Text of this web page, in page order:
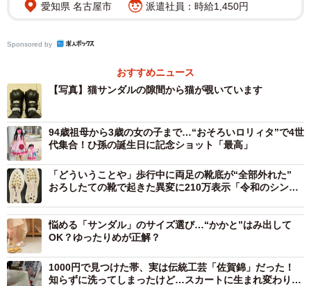
た靴下がジャストフィットすぎて一人で大爆笑」とつづら
リと光り、サンダルの開いた部分にちょうど重なる配置に
「新しいサンダルを履こうとしたところ、思いがけずバッ
チリ目が合って笑ってしまいました」
愛知県 名古屋市
派遣社員：時給1,450円
Sponsored by
おすすめニュース
【写真】猫サンダルの隙間から猫が覗いています
94歳祖母から3歳の女の子まで…“おそろいロリィタ”で4世
代集合！ひ孫の誕生日に記念ショット「最高」
「どういうことや」歩行中に両足の靴底が“全部外れた”
おろしたての靴で起きた異変に210万表示「令和のシンデ
悩める「サンダル」のサイズ選び…“かかと”はみ出して
OK？ゆったりめが正解？
1000円で見つけた帯、実は伝統工芸「佐賀錦」だった！
知らずに洗ってしまったけど…スカートに生まれ変わり